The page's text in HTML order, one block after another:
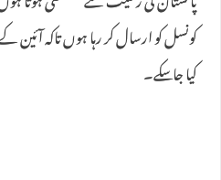
کونسل کو ارسال کر رہا ہوں تاکہ آئین
کیا جا سکے۔